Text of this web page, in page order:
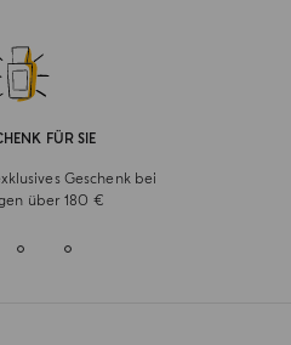
FÜR SIE
Geschenk bei
über 180 €